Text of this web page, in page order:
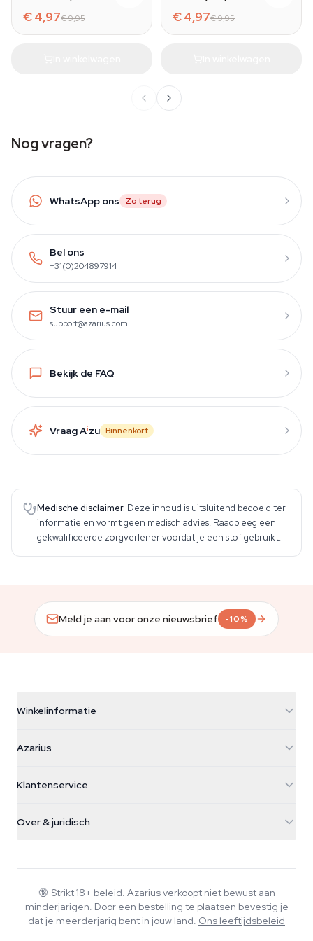
€ 4,97€ 9,95 € 4,97€ 9,95
Nog vragen?
WhatsApp ons Zo terug
Bel ons
+31(0)204897914
Stuur een e-mail
support@azarius.com
Bekijk de FAQ
Vraag Aizu Binnenkort
Medische disclaimer. Deze inhoud is uitsluitend bedoeld ter
informatie en vormt geen medisch advies. Raadpleeg een
gekwalificeerde zorgverlener voordat je een stof gebruikt.
Meld je aan voor onze nieuwsbrief -10%
Winkelinformatie
Galvaniweg 11
Nederland
+31(0)204897914
Azarius
Smokeshop
Klantenservice
Retourbeleid
Veelgestelde vragen
Privacybeleid
Over & juridisch
Wiki
Muziek
🔞 Strikt 18+ beleid. Azarius verkoopt niet bewust aan
minderjarigen. Door een bestelling te plaatsen bevestig je
dat je meerderjarig bent in jouw land. Ons leeftijdsbeleid